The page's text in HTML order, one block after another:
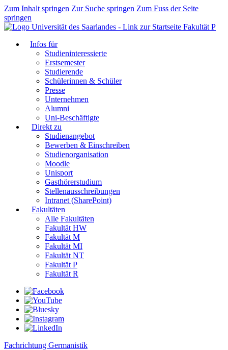
Zum Inhalt springen Zur Suche springen Zum Fuss der Seite
springen
Fakultät P
Infos für
Studieninteressierte
Erstsemester
Studierende
Schülerinnen & Schüler
Presse
Unternehmen
Alumni
Uni-Beschäftigte
Direkt zu
Studienangebot
Bewerben & Einschreiben
Studienorganisation
Moodle
Unisport
Gasthörerstudium
Stellenausschreibungen
Intranet (SharePoint)
Fakultäten
Alle Fakultäten
Fakultät HW
Fakultät M
Fakultät MI
Fakultät NT
Fakultät P
Fakultät R
Fachrichtung Germanistik